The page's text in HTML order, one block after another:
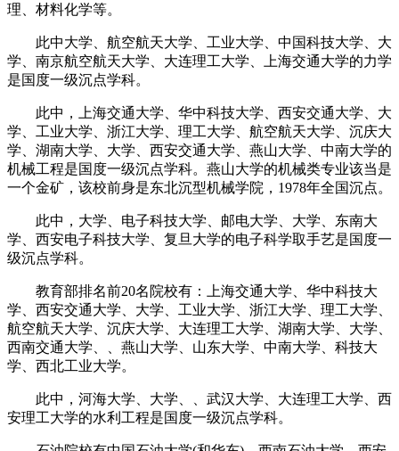
理、材料化学等。
此中大学、航空航天大学、工业大学、中国科技大学、大
学、南京航空航天大学、大连理工大学、上海交通大学的力学
是国度一级沉点学科。
此中，上海交通大学、华中科技大学、西安交通大学、大
学、工业大学、浙江大学、理工大学、航空航天大学、沉庆大
学、湖南大学、大学、西安交通大学、燕山大学、中南大学的
机械工程是国度一级沉点学科。燕山大学的机械类专业该当是
一个金矿，该校前身是东北沉型机械学院，1978年全国沉点。
此中，大学、电子科技大学、邮电大学、大学、东南大
学、西安电子科技大学、复旦大学的电子科学取手艺是国度一
级沉点学科。
教育部排名前20名院校有：上海交通大学、华中科技大
学、西安交通大学、大学、工业大学、浙江大学、理工大学、
航空航天大学、沉庆大学、大连理工大学、湖南大学、大学、
西南交通大学、、燕山大学、山东大学、中南大学、科技大
学、西北工业大学。
此中，河海大学、大学、、武汉大学、大连理工大学、西
安理工大学的水利工程是国度一级沉点学科。